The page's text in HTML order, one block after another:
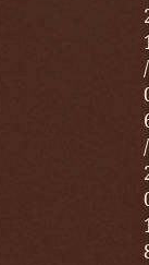
/
/